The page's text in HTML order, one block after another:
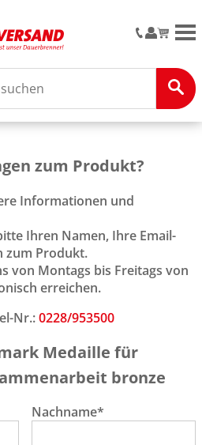
zum Produkt?
Informationen und
Ihren Namen, Ihre Email-
zum Produkt.
von Montags bis Freitags von
erreichen.
Nr.:0228/953500
Medaille für
bronze
Nachname*